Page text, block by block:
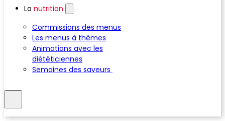
La nutrition
Commissions des menus
Les menus à thèmes
Animations avec les
diététiciennes
Semaines des saveurs